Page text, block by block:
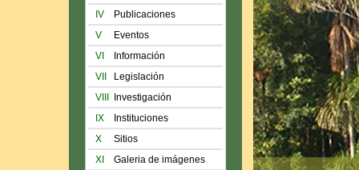
IV
Publicaciones
V
Eventos
VI
Información
VII
Legislación
VIII
Investigación
IX
Instituciones
X
Sitios
XI
Galeria de imágenes